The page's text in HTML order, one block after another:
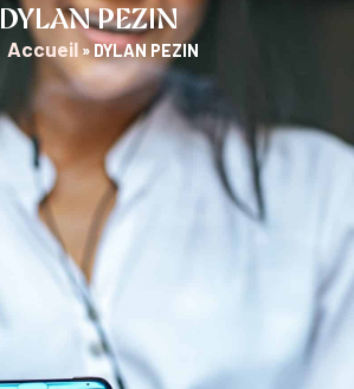
DYLAN PEZIN
︎ Accueil » DYLAN PEZIN